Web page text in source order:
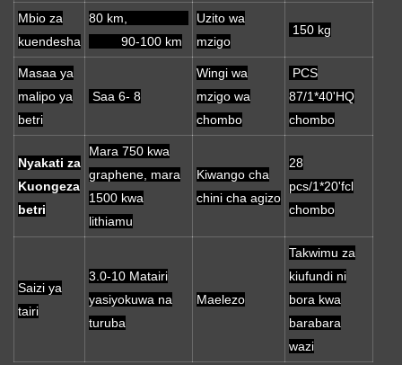
Mbio za
kuendesha
80 km,
90-100 km
Uzito wa
mzigo
150 kg
Masaa ya
malipo ya
betri
Saa 6- 8
Wingi wa
mzigo wa
chombo
PCS
87/1*40'HQ
chombo
Nyakati za
Kuongeza
betri
Mara 750 kwa
graphene, mara
1500 kwa
lithiamu
Kiwango cha
chini cha agizo
28
pcs/1*20'fcl
chombo
Saizi ya
tairi
3.0-10 Matairi
yasiyokuwa na
turuba
Maelezo
Takwimu za
kiufundi ni
bora kwa
barabara
wazi